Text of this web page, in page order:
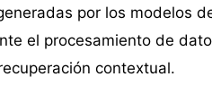
por los modelos
el procesamiento de
contextual.